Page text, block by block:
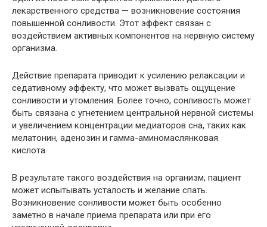
лекарственного средства — возникновение состояния
повышенной сонливости. Этот эффект связан с
воздействием активных компонентов на нервную систему
организма.
Действие препарата приводит к усилению релаксации и
седативному эффекту, что может вызвать ощущение
сонливости и утомления. Более точно, сонливость может
быть связана с угнетением центральной нервной системы
и увеличением концентрации медиаторов сна, таких как
мелатонин, аденозин и гамма-аминомаслянковая
кислота.
В результате такого воздействия на организм, пациент
может испытывать усталость и желание спать.
Возникновение сонливости может быть особенно
заметно в начале приема препарата или при его